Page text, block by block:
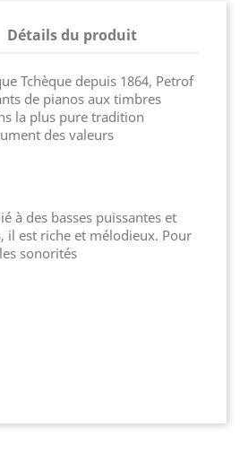
Détails du produit
Tchèque depuis 1864, Petrof
de pianos aux timbres
la plus pure tradition
des valeurs
à des basses puissantes et
il est riche et mélodieux. Pour
sonorités